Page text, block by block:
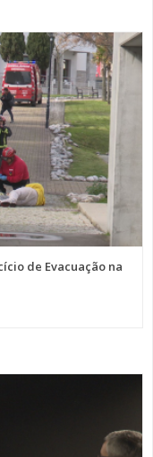
de Evacuação na